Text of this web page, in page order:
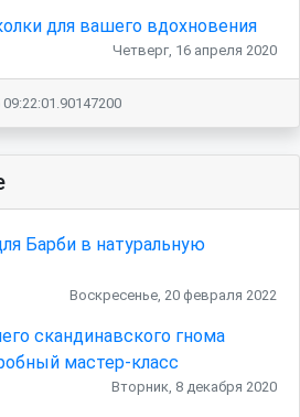
для вашего вдохновения
Четверг, 16 апреля 2020
Барби в натуральную
Воскресенье, 20 февраля 2022
скандинавского гнома
мастер-класс
Вторник, 8 декабря 2020